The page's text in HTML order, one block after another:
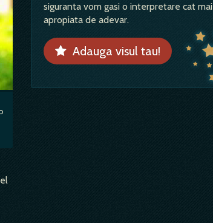
siguranta vom gasi o interpretare cat mai
apropiata de adevar.
Adauga visul tau!